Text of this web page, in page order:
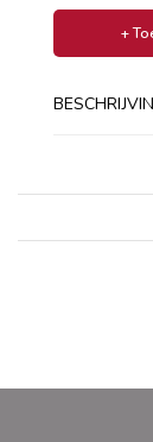
+